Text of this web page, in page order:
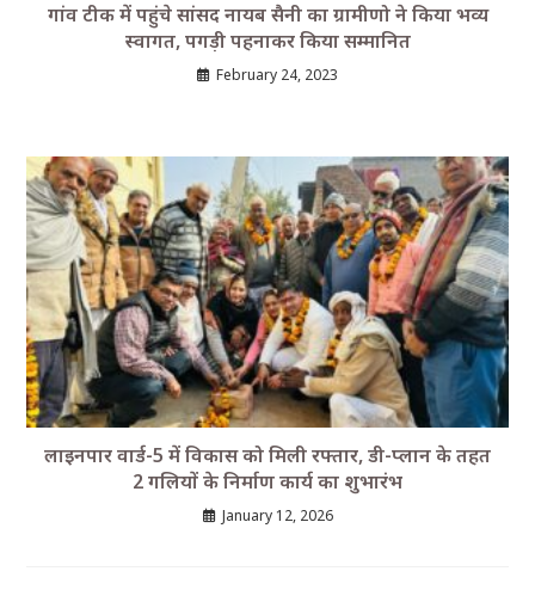
गांव टीक में पहुंचे सांसद नायब सैनी का ग्रामीणो ने किया भव्य
स्वागत, पगड़ी पहनाकर किया सम्मानित
February 24, 2023
लाइनपार वार्ड-5 में विकास को मिली रफ्तार, डी-प्लान के तहत
2 गलियों के निर्माण कार्य का शुभारंभ
January 12, 2026